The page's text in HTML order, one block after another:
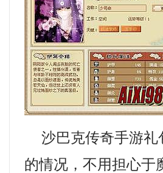
沙巴克传奇手游礼
的情况，不用担心于